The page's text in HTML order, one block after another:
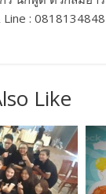
Line : 0818134848
Like